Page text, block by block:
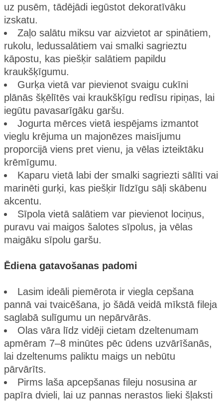
uz pusēm, tādējādi iegūstot dekoratīvāku
izskatu.
Zaļo salātu miksu var aizvietot ar spinātiem,
rukolu, ledussalātiem vai smalki sagrieztu
kāpostu, kas piešķir salātiem papildu
kraukšķīgumu.
Gurķa vietā var pievienot svaigu cukīni
plānās šķēlītēs vai kraukšķīgu redīsu ripiņas, lai
iegūtu pavasarīgāku garšu.
Jogurta mērces vietā iespējams izmantot
vieglu krējuma un majonēzes maisījumu
proporcijā viens pret vienu, ja vēlas izteiktāku
krēmīgumu.
Kaparu vietā labi der smalki sagriezti sālīti vai
marinēti gurķi, kas piešķir līdzīgu sāļi skābenu
akcentu.
Sīpola vietā salātiem var pievienot lociņus,
puravu vai maigos šalotes sīpolus, ja vēlas
maigāku sīpolu garšu.
Ēdiena gatavošanas padomi
Lasim ideāli piemērota ir viegla cepšana
pannā vai tvaicēšana, jo šādā veidā mīkstā fileja
saglabā sulīgumu un nepārvārās.
Olas vāra līdz vidēji cietam dzeltenumam
apmēram 7–8 minūtes pēc ūdens uzvārīšanās,
lai dzeltenums paliktu maigs un nebūtu
pārvārīts.
Pirms laša apcepšanas fileju nosusina ar
papīra dvieli, lai uz pannas nerastos lieki šļaksti